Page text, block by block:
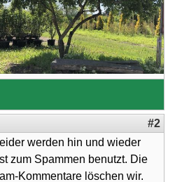
#2
werden hin und wieder
zum Spammen benutzt. Die
Kommentare löschen wir.